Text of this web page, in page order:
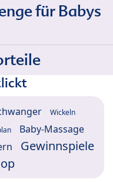
für Babys
Wickeln
Baby-Massage
Gewinnspiele